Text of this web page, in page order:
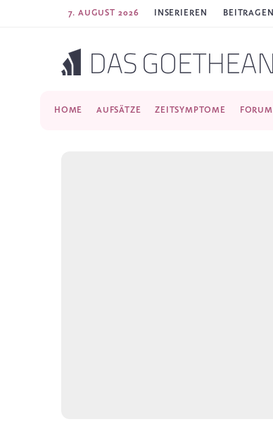
7. AUGUST 2026 INSERIEREN BEITRAGEN
HOME AUFSÄTZE ZEITSYMPTOME FORUM